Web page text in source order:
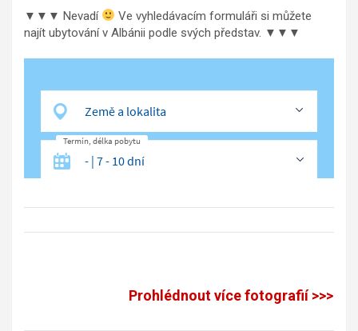
▼▼▼ Nevadí
Ve vyhledávacím formuláři si můžete
najít ubytování v Albánii podle svých představ. ▼▼▼
Prohlédnout více fotografií >>>